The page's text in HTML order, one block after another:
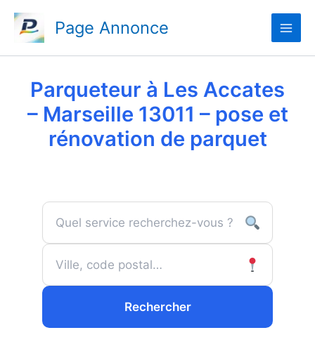
contenu
Page Annonce
Parqueteur à Les Accates
– Marseille 13011 – pose et
rénovation de parquet
Rechercher